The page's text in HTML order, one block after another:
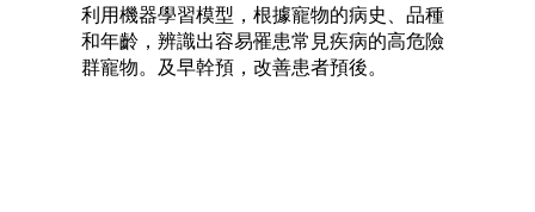
利用機器學習模型，根據寵物的病史、品種
和年齡，辨識出容易罹患常見疾病的高危險
群寵物。及早幹預，改善患者預後。